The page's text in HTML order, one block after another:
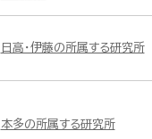
日高・伊藤の所属する研究所
本多の所属する研究所